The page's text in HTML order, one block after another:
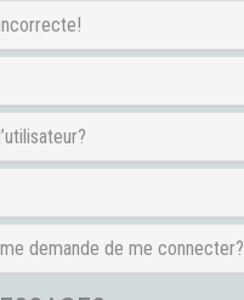
demande de me connecter?